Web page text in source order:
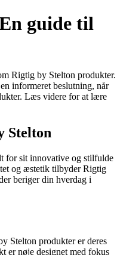
guide til
Rigtig by Stelton produkter.
informeret beslutning, når
Læs videre for at lære
Stelton
for sit innovative og stilfulde
og æstetik tilbyder Rigtig
beriger din hverdag i
Stelton produkter er deres
er nøje designet med fokus